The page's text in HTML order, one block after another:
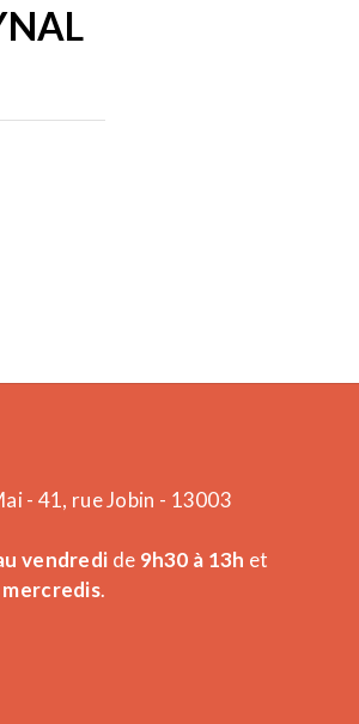
- 41, rue Jobin - 13003
vendredi de 9h30 à 13h et
mercredis.